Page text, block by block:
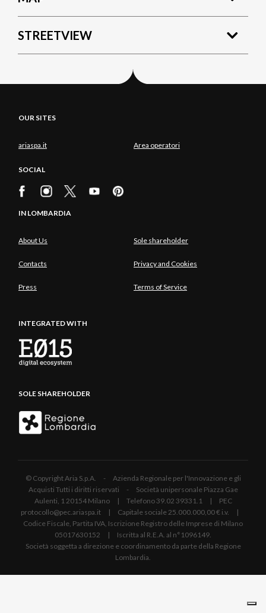
STREETVIEW
OUR SITES
ariaspa.it Area operatori
SOCIAL
IN LOMBARDIA
About Us Sole shareholder
Contacts Privacy and Cookies
Press Terms of Service
INTEGRATED WITH
SOLE SHAREHOLDER
© Copyright Aria S.p.A. - Azienda Regionale per l'Innovazione e gli
Acquisti Tutti i diritti riservati - Società unipersonale Piazza Gae
Aulenti, 1 20154 Milano | Telefono 39.02 39331.1 | PEC
protocollo@pec.ariaspa.it | Capitale sociale 25.000.000,00 € i.v. |
Codice Fiscale, Partita IVA, Iscrizione Registro delle Imprese di Milano
05017630152 | Iscritta al R.E.A. al n°1096149.
Società soggetta a direzione e coordinamento da parte della Regione
Lombardia.